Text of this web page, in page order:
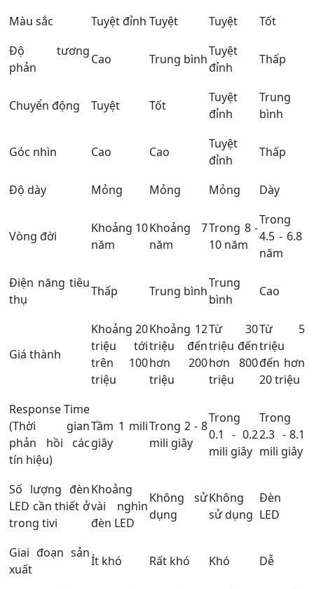
Màu sắc
Tuyệt đỉnh Tuyệt Tuyệt
Tốt
Độ tương
phản
Cao Trung bình
Tuyệt
đỉnh
Thấp
Chuyển động Tuyệt Tốt
Tuyệt
đỉnh
Trung
bình
Góc nhìn Cao Cao
Tuyệt
đỉnh
Thấp
Độ dày Mỏng Mỏng Mỏng Dày
Vòng đời
Khoảng 10
năm
Khoảng 7
năm
Trong 8 -
10 năm
Trong
4.5 - 6.8
năm
Điện năng tiêu
thụ
Thấp Trung bình
Trung
bình
Cao
Giá thành
Khoảng 20
triệu tới
trên 100
triệu
Khoảng 12
triệu đến
hơn 200
triệu
Từ 30
triệu đến
hơn 800
triệu
Từ 5
triệu
đến hơn
20 triệu
Response Time
(Thời gian
phản hồi các
tín hiệu)
Tầm 1 mili
giây
Trong 2 - 8
mili giây
Trong
0.1 - 0.2
mili giây
Trong
2.3 - 8.1
mili giây
Số lượng đèn
LED cần thiết ở
trong tivi
Khoảng
vài nghìn
đèn LED
Không sử
dụng
Không
sử dụng
Đèn
LED
Giai đoạn sản
xuất
Ít khó Rất khó Khó Dễ